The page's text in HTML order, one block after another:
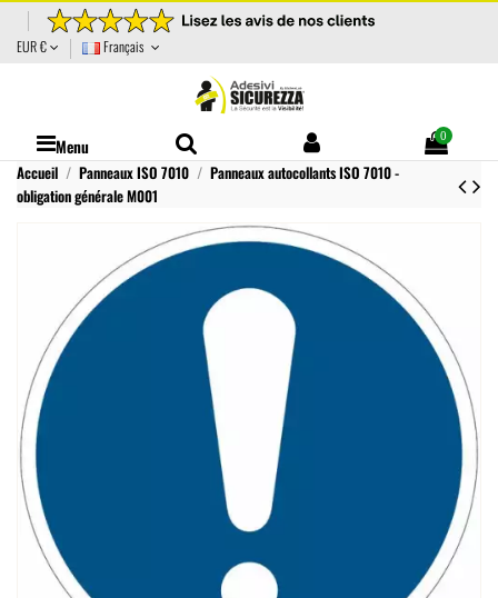
EUR € Français
Menu 0
Accueil Panneaux ISO 7010
Panneaux autocollants ISO 7010 -
obligation générale M001